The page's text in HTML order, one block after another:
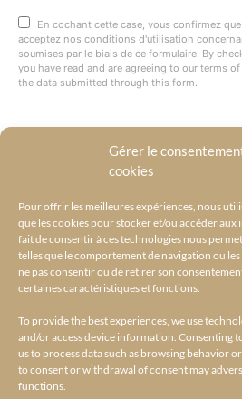
Gérer le
cookies
Pour offrir les meilleures expériences, nous
que les cookies pour stocker et/ou accéder aux
fait de consentir à ces technologies nous
telles que le comportement de navigation ou
ne pas consentir ou de retirer son
certaines caractéristiques et fonctions.
To provide the best experiences, we use
and/or access device information. Consenting
us to process data such as browsing behavior
to consent or withdrawal of consent may
functions.
En cochant cette case, vous confirmez
acceptez nos conditions d'utilisation
soumises par le biais de ce formulaire. By
you have read and are agreeing to our terms
the data submitted through this form.
@BYRACKEL